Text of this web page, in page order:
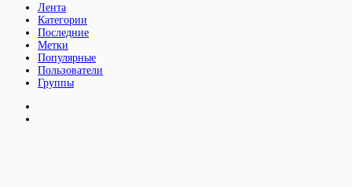
Лента
Категории
Последние
Метки
Популярные
Пользователи
Группы